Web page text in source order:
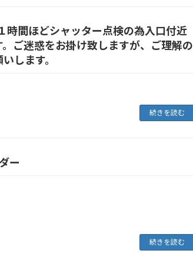
時間ほどシャッター点検の為入口付近
ご迷惑をお掛け致しますが、ご理解の
します。
続きを読む
ー
続きを読む